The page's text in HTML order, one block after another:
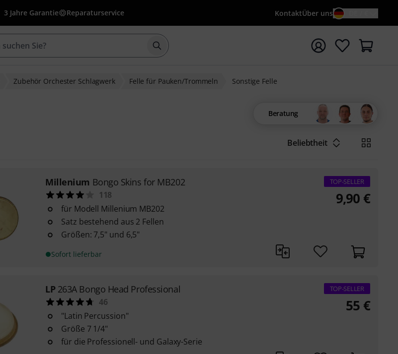
3 Jahre Garantie Reparaturservice KontaktÜber uns
Suche mit Suchwort {searchTerm} starten
Zubehör Orchester Schlagwerk Felle für Pauken/Trommeln Sonstige Felle
Beratung
Beliebtheit
Millenium Bongo Skins for MB202
118
für Modell Millenium MB202
Satz bestehend aus 2 Fellen
Größen: 7,5" und 6,5"
Sofort lieferbar
TOP-SELLER
9,90 €
LP 263A Bongo Head Professional
46
"Latin Percussion"
Größe 7 1/4"
für die Professionell- und Galaxy-Serie
TOP-SELLER
55 €